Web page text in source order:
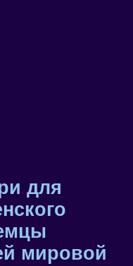
для
мировой